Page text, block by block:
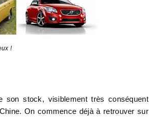
!
stock, visiblement très conséquent
On commence déjà à retrouver sur